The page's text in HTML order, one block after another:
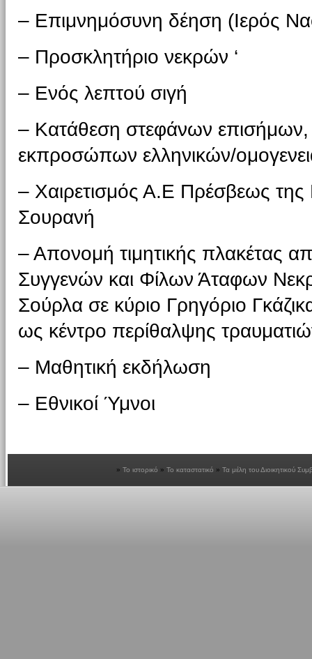
– Επιμνημόσυνη δέηση (Ιερός
– Προσκλητήριο νεκρών ‘
– Ενός λεπτού σιγή
– Κατάθεση στεφάνων
εκπροσώπων ελληνικών/
– Χαιρετισμός Α.Ε Πρέσβεως
Σουρανή
– Απονομή τιμητικής πλακέτας
Συγγενών και Φίλων Άταφων
Σούρλα σε κύριο Γρηγόριο
ως κέντρο περίθαλψης
– Μαθητική εκδήλωση
– Εθνικοί Ύμνοι
Το ιστορικό Το καταστατικό Τα μέλη του Διοικητικού